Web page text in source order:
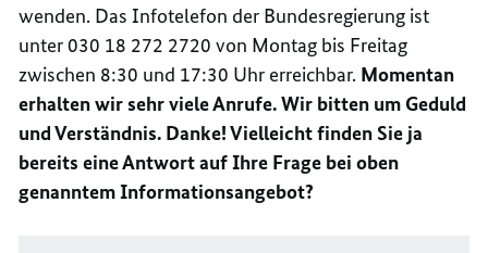
wenden. Das Infotelefon der Bundesregierung ist
unter 030 18 272 2720 von Montag bis Freitag
zwischen 8:30 und 17:30 Uhr erreichbar. Momentan
erhalten wir sehr viele Anrufe. Wir bitten um Geduld
und Verständnis. Danke! Vielleicht finden Sie ja
bereits eine Antwort auf Ihre Frage bei oben
genanntem Informationsangebot?